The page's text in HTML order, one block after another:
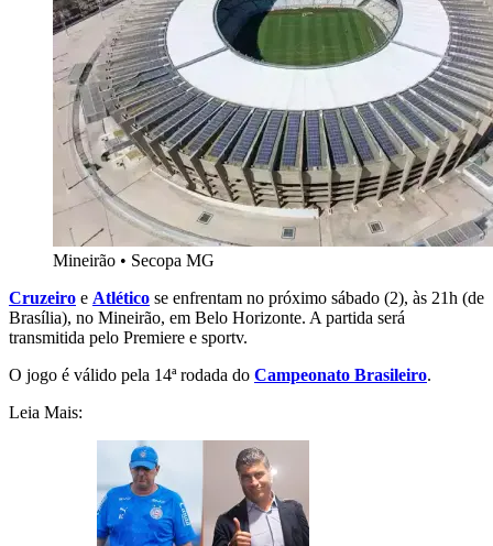
Mineirão • Secopa MG
Cruzeiro e Atlético se enfrentam no próximo sábado (2), às 21h (de
Brasília), no Mineirão, em Belo Horizonte. A partida será
transmitida pelo Premiere e sportv.
O jogo é válido pela 14ª rodada do Campeonato Brasileiro.
Leia Mais: